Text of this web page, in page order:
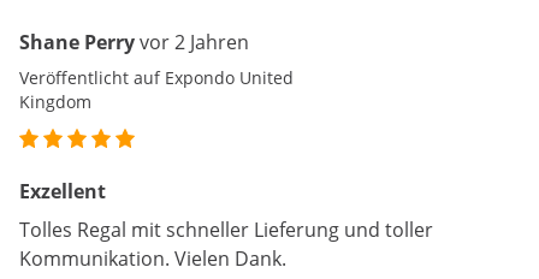
Shane Perryvor 2 Jahren
Veröffentlicht auf Expondo United
Kingdom
Exzellent
Tolles Regal mit schneller Lieferung und toller
Kommunikation. Vielen Dank.